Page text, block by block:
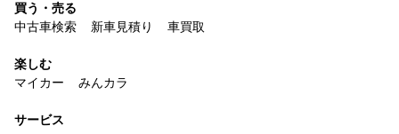
買う・売る
中古車検索
新車見積り 車買取
楽しむ
マイカー
みんカラ
サービス